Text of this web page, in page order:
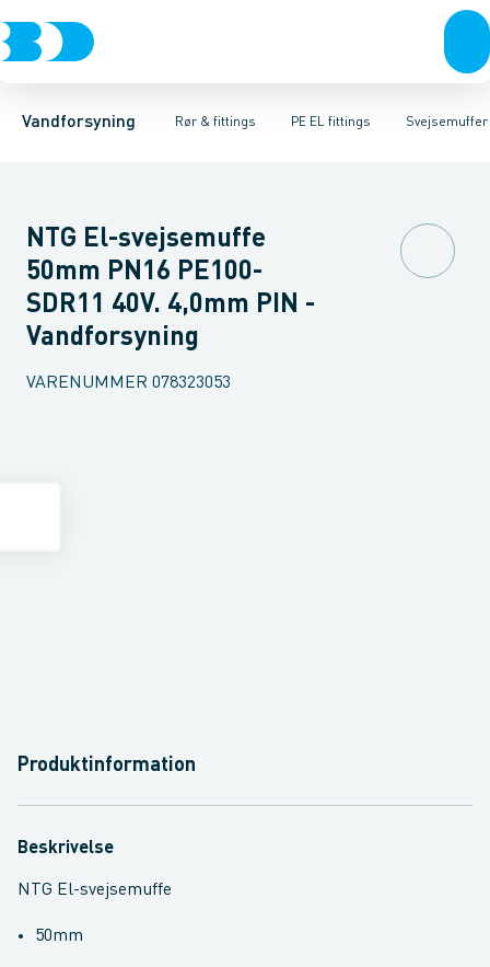
Vandforsyning Rør & fittings
Rør & fittingsKoblinger & anboringerMuffer, klemmer &
PE EL fittings
PE rørPE EL fittingsPE fittings Duktiljern fittings Svejsemuffer
VinklerT-stykker SvejsemufferReduktionerAnboringssadler-
NTG El-svejsemuffe
50mm PN16 PE100-
SDR11 40V. 4,0mm PIN -
Vandforsyning
VARENUMMER 078323053
Produktinformation
Beskrivelse
NTG El-svejsemuffe
50mm